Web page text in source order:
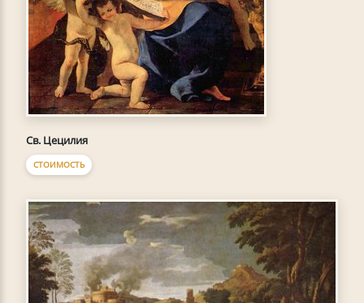
Св. Цецилия
СТОИМОСТЬ